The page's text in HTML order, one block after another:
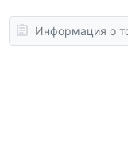
Информация о